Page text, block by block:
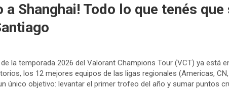
a Shanghai! Todo lo que tenés que
la temporada 2026 del Valorant Champions Tour (VCT) ya está
los 12 mejores equipos de las ligas regionales (Americas, CN,
único objetivo: levantar el primer trofeo del año y sumar puntos